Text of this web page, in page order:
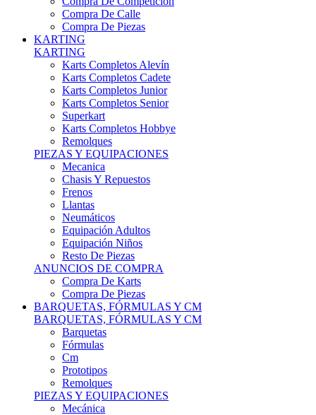
Compra De Calle
Compra De Piezas
KARTING
KARTING
Karts Completos Alevín
Karts Completos Cadete
Karts Completos Junior
Karts Completos Senior
Superkart
Karts Completos Hobbye
Remolques
PIEZAS Y EQUIPACIONES
Mecanica
Chasis Y Repuestos
Frenos
Llantas
Neumáticos
Equipación Adultos
Equipación Niños
Resto De Piezas
ANUNCIOS DE COMPRA
Compra De Karts
Compra De Piezas
BARQUETAS, FÓRMULAS Y CM
BARQUETAS, FÓRMULAS Y CM
Barquetas
Fórmulas
Cm
Prototipos
Remolques
PIEZAS Y EQUIPACIONES
Mecánica